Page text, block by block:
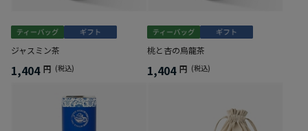
ジャスミン茶
1,404 円 (税込)
桃と杏の烏龍茶
1,404 円 (税込)